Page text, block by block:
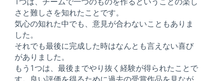
さと難しさを知れたことです。
気心の知れた中でも、意見が合わないこともありま
した。
それでも最後に完成した時はなんとも言えない喜び
がありました。
もう1つは、最後までやり抜く経験が得られたことで